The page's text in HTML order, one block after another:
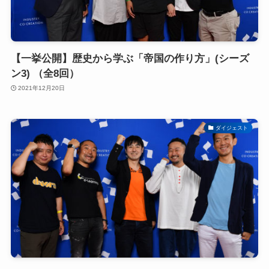
【一挙公開】歴史から学ぶ「帝国の作り方」(シーズ
ン3) （全8回）
2021年12月20日
ダイジェスト